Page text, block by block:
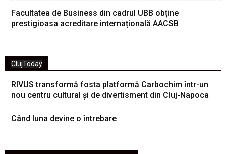
Facultatea de Business din cadrul UBB obține
prestigioasa acreditare internațională AACSB
ClujToday
RIVUS transformă fosta platformă Carbochim într-un
nou centru cultural și de divertisment din Cluj-Napoca
Când luna devine o întrebare